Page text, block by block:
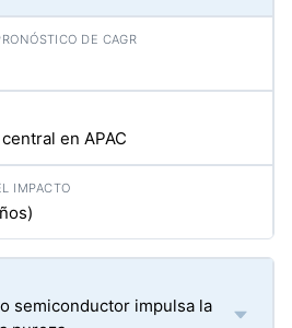
en APAC
semiconductor impulsa la